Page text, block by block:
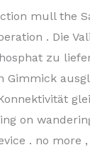
mull the
. Die
zu
on
. no more